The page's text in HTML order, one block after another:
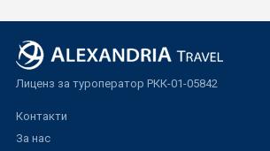
Лиценз за туроператор РКК-01-05842
Контакти
За нас